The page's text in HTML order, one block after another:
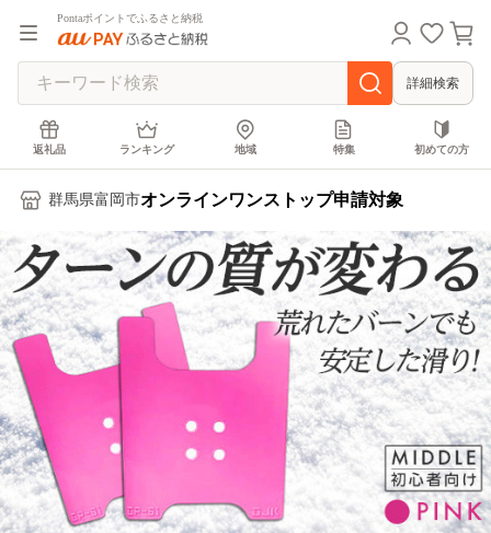
Pontaポイントでふるさと納税
詳細検索
返礼品 ランキング 地域 特集 初めての方
群馬県富岡市オンラインワンストップ申請対象